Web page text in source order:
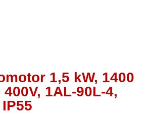
1,5 kW, 1400
1AL-90L-4,